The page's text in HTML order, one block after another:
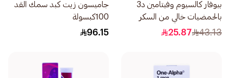
بيوفار كالسيوم وفيتامين د3
بالحمضيات خالي من السكر
20قرص
43.13
25.87
جاميسون زيت كبد سمك القد
100كبسولة
96.15